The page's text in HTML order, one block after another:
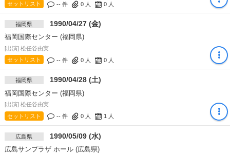
セットリスト -- 件 0人 0人
福岡県 1990/04/27 (金)
福岡国際センター (福岡県)
[出演] 松任谷由実
セットリスト
-- 件 0人 0人
福岡県 1990/04/28 (土)
福岡国際センター (福岡県)
[出演] 松任谷由実
セットリスト
-- 件 0人 1 人
広島県 1990/05/09 (水)
広島サンプラザ ホール (広島県)